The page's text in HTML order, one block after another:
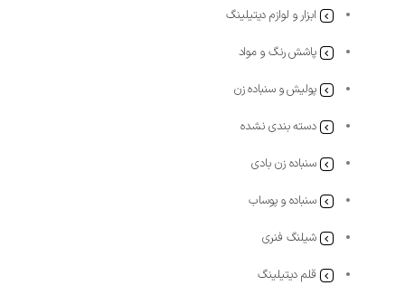
ابزار و لوازم دیتیلینگ
پاشش رنگ و مواد
پولیش و سنباده زن
دسته بندی نشده
سنباده زن بادی
سنباده و پوساب
شیلنگ فنری
قلم دیتیلینگ